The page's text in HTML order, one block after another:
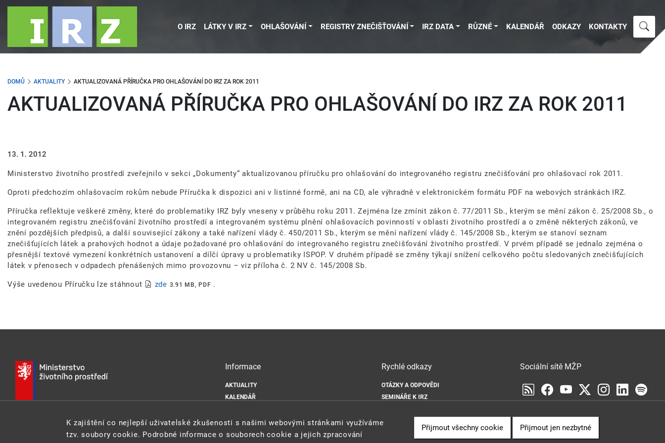
Přejít
O IRZ LÁTKY V IRZ OHLAŠOVÁNÍ REGISTRY ZNEČIŠŤOVÁNÍ IRZ DATA RŮZNÉ KALENDÁŘ ODKAZY KONTAKTY
DOMŮ AKTUALITY AKTUALIZOVANÁ PŘÍRUČKA PRO OHLAŠOVÁNÍ DO IRZ ZA ROK 2011
AKTUALIZOVANÁ PŘÍRUČKA PRO OHLAŠOVÁNÍ DO IRZ ZA ROK 2011
13. 1. 2012
Ministerstvo životního prostředí zveřejnilo v sekci „Dokumenty“ aktualizovanou příručku pro ohlašování do integrovaného registru znečišťování pro ohlašovací rok 2011.
Oproti předchozím ohlašovacím rokům nebude Příručka k dispozici ani v listinné formě, ani na CD, ale výhradně v elektronickém formátu PDF na webových stránkách IRZ.
Příručka reflektuje veškeré změny, které do problematiky IRZ byly vneseny v průběhu roku 2011. Zejména lze zmínit zákon č. 77/2011 Sb., kterým se mění zákon č. 25/2008 Sb., o
integrovaném registru znečišťování životního prostředí a integrovaném systému plnění ohlašovacích povinností v oblasti životního prostředí a o změně některých zákonů, ve
znění pozdějších předpisů, a další související zákony a také nařízení vlády č. 450/2011 Sb., kterým se mění nařízení vlády č. 145/2008 Sb., kterým se stanoví seznam
znečišťujících látek a prahových hodnot a údaje požadované pro ohlašování do integrovaného registru znečišťování životního prostředí. V prvém případě se jednalo zejména o
přesnější textové vymezení konkrétních ustanovení a dílčí úpravy u problematiky ISPOP. V druhém případě se změny týkají snížení celkového počtu sledovaných znečišťujících
látek v přenosech v odpadech přenášených mimo provozovnu – viz příloha č. 2 NV č. 145/2008 Sb.
Výše uvedenou Příručku lze stáhnout zde 3.91 MB, PDF .
INFO@MZP.GOV.CZ WEB: MZP.GOV.CZ
Informace
AKTUALITY
KALENDÁŘ
MAPA WEBU
OCHRANA OSOBNÍCH ÚDAJŮ
Rychlé odkazy
OTÁZKY A ODPOVĚDI
SEMINÁŘE K IRZ
IS INTEGROVANÉ PREVENCE
Sociální sítě MŽP
Sociální sítě Cenia
K zajištění co nejlepší uživatelské zkušenosti s našimi webovými stránkami využíváme
tzv. soubory cookie. Podrobné informace o souborech cookie a jejich zpracování
Přijmout všechny cookie Přijmout jen nezbytné